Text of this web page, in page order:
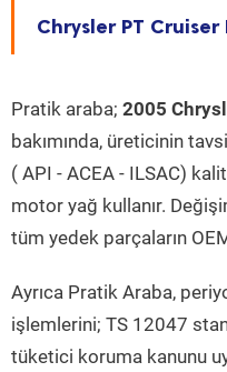
Chrysler PT Cruiser
Pratik araba; 2005
bakımında, üreticinin
( API - ACEA - ILSAC)
motor yağ kullanır.
tüm yedek parçaların
Ayrıca Pratik Araba,
işlemlerini; TS 12047
tüketici koruma kanunu